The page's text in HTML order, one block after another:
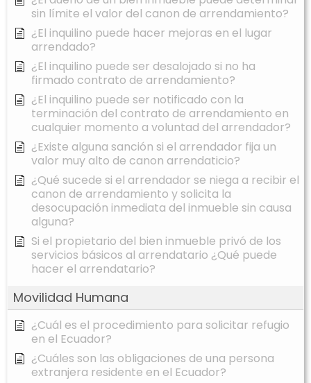
sin límite el valor del canon de arrendamiento?
¿El inquilino puede hacer mejoras en el lugar
arrendado?
¿El inquilino puede ser desalojado si no ha
firmado contrato de arrendamiento?
¿El inquilino puede ser notificado con la
terminación del contrato de arrendamiento en
cualquier momento a voluntad del arrendador?
¿Existe alguna sanción si el arrendador fija un
valor muy alto de canon arrendaticio?
¿Qué sucede si el arrendador se niega a recibir el
canon de arrendamiento y solicita la
desocupación inmediata del inmueble sin causa
alguna?
Si el propietario del bien inmueble privó de los
servicios básicos al arrendatario ¿Qué puede
hacer el arrendatario?
Movilidad Humana
¿Cuál es el procedimiento para solicitar refugio
en el Ecuador?
¿Cuáles son las obligaciones de una persona
extranjera residente en el Ecuador?